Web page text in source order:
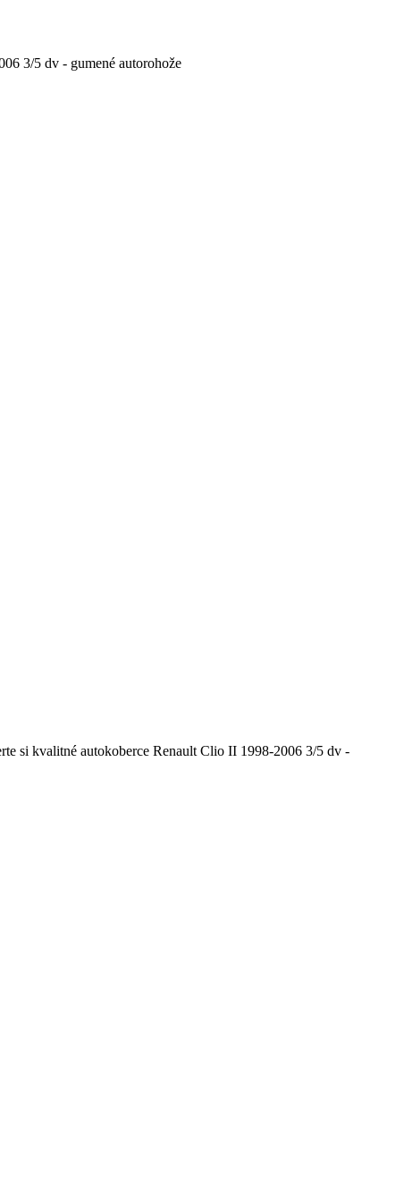
3/5 dv - gumené autorohože
si kvalitné autokoberce Renault Clio II 1998-2006 3/5 dv -